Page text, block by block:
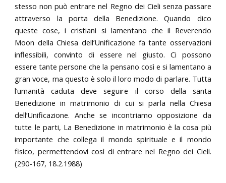
stesso non può entrare nel Regno dei Cieli senza passare
attraverso la porta della Benedizione. Quando dico
queste cose, i cristiani si lamentano che il Reverendo
Moon della Chiesa dell’Unificazione fa tante osservazioni
inflessibili, convinto di essere nel giusto. Ci possono
essere tante persone che la pensano così e si lamentano a
gran voce, ma questo è solo il loro modo di parlare. Tutta
l’umanità caduta deve seguire il corso della santa
Benedizione in matrimonio di cui si parla nella Chiesa
dell’Unificazione. Anche se incontriamo opposizione da
tutte le parti, La Benedizione in matrimonio è la cosa più
importante che collega il mondo spirituale e il mondo
fisico, permettendovi così di entrare nel Regno dei Cieli.
(290-167, 18.2.1988)